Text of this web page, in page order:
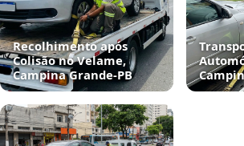
Recolhimento após
Colisão no Velame,
Campina Grande‑PB